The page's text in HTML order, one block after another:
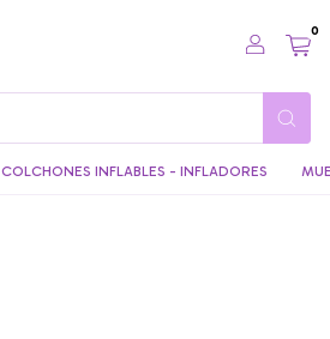
0
COLCHONES INFLABLES - INFLADORES